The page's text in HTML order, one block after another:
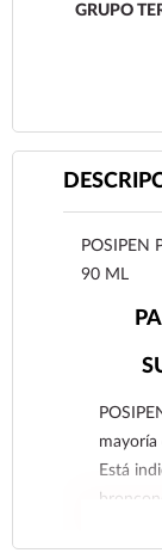
GRUPO
POSIPEN
90 ML
Está
incluso